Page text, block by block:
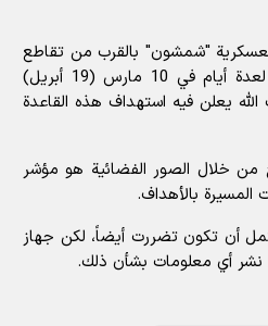
العسكرية "شمشون" بالقرب من تقاطع
جولاني أو بحيرة طبريا، وقد اشتعلت فيها النيران لعدة أيام في 10 مارس (19 أبريل)
يعلن فيه استهداف هذه القاعدة
خلال الصور الفضائية هو مؤشر
المسيرة بالأهداف.
أن تكون تضررت أيضاً، لكن جهاز
نشر أي معلومات بشأن ذلك.